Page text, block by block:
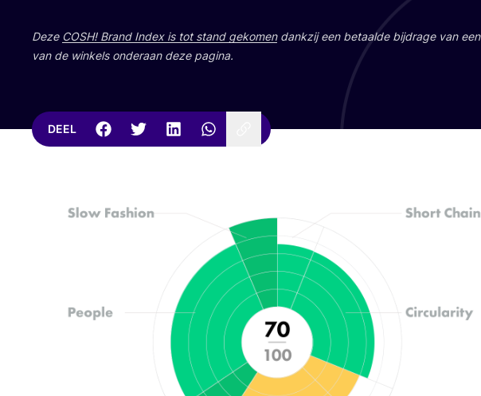
Deze COSH! Brand Index is tot stand geko­mendank­zij een betaal­de bij­dra­ge van een
van de win­kels onder­aan deze pagina.
DEEL